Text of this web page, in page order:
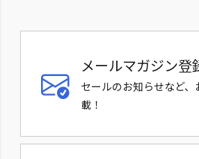
メールマガジン登
セールのお知らせなど、
載！